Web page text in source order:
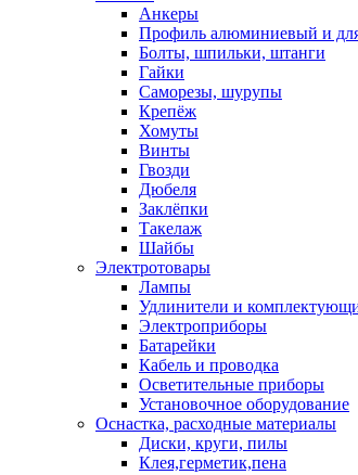
Анкеры
Профиль алюминиевый и
Болты, шпильки, штанги
Гайки
Саморезы, шурупы
Крепёж
Хомуты
Винты
Гвозди
Дюбеля
Заклёпки
Такелаж
Шайбы
Электротовары
Лампы
Удлинители и
Электроприборы
Батарейки
Кабель и проводка
Осветительные приборы
Установочное оборудование
Оснастка, расходные материалы
Диски, круги, пилы
Клея,герметик,пена